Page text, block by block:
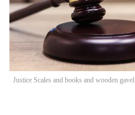
Justice Scales and books and wooden gavel